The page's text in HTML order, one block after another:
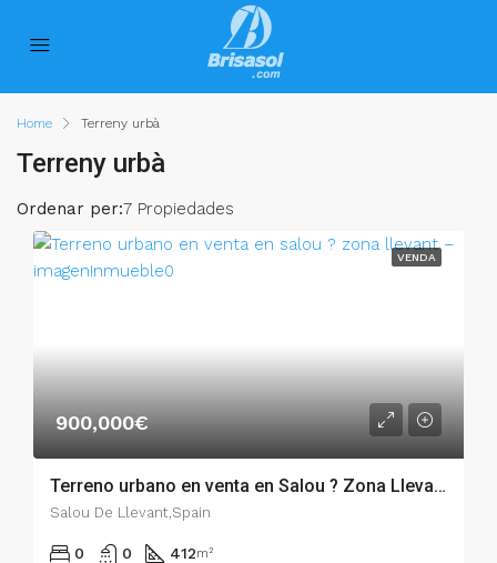
Home Terreny urbà
Terreny urbà
7 Propiedades
Ordenar per:
VENDA
900,000€
Terreno urbano en venta en Salou ? Zona Llevant – 003.03361
Salou De Llevant,Spain
0 0 412m²